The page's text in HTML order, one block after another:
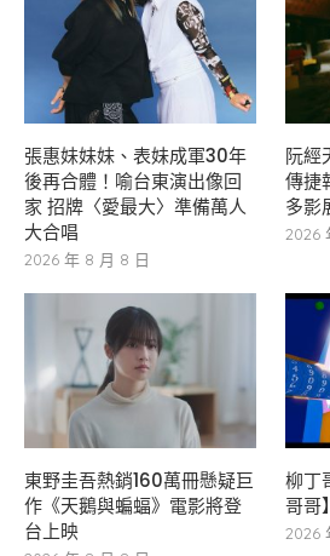
張惠妹妹妹、表妹成軍30年
後再合體！喻台東演出像回
家 招牌〈愛最大〉準備萬人
大合唱
2026 年 8 月 8 日
阮經
傳捷
多影
2026
東野圭吾熱銷160萬冊懸疑巨
作《天鵝與蝙蝠》電影將登
台上映
柳丁
哥哥
2026